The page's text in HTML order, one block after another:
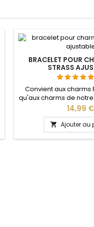
BRACELET POUR
STRASS
Convient aux charms
qu'aux charms de
Noël, Saint Valentin,
anniversaire de
ajustable se détache
passer les charms par
sur le bouton
Prix
14,99 €
 Ajouter au